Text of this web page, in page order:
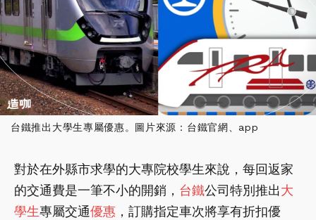
台鐵推出大學生專屬優惠。圖片來源：台鐵官網、app
對於在外縣市求學的大專院校學生來說，每回返家
的交通費是一筆不小的開銷， 台鐵公司特別推出大
學生專屬交通優惠 ，訂購指定車次將享有折扣優